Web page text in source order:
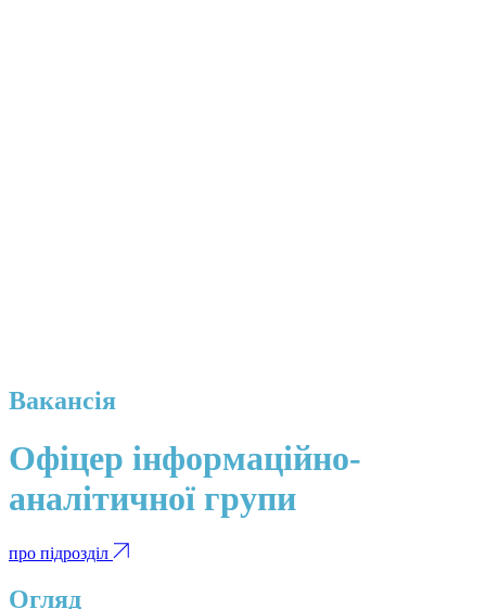
Вакансія
Офіцер інформаційно-
аналітичної групи
про підрозділ
Огляд